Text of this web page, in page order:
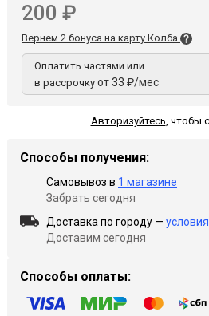
200 ₽
Вернем 2 бонуса на карту Колба
Оплатить частями или
в рассрочку от 33 ₽/мес
Авторизуйтесь, чтобы
Способы получения:
Самовывоз в 1 магазине
Забрать сегодня
Доставка по городу — условия
Доставим сегодня
Способы оплаты: